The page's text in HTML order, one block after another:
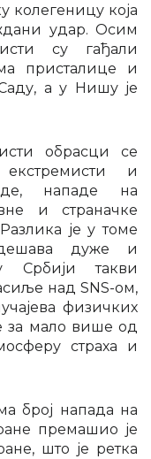
колегеницу која
удар. Осим
су гађали
присталице и
а у Нишу је
обрасци се
и
нападе на
и страначке
је у томе
дуже и
Србији такви
над SNS-ом,
физичких
за мало више од
страха и
број напада на
премашио је
што је ретка